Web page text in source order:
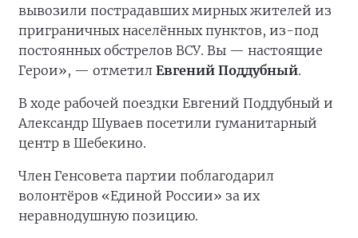
вывозили пострадавших мирных жителей из
приграничных населённых пунктов, из-под
постоянных обстрелов ВСУ. Вы — настоящие
Герои», — отметил Евгений Поддубный.
В ходе рабочей поездки Евгений Поддубный и
Александр Шуваев посетили гуманитарный
центр в Шебекино.
Член Генсовета партии поблагодарил
волонтёров «Единой России» за их
неравнодушную позицию.